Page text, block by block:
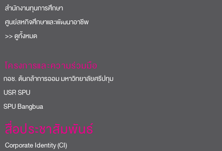
สำนักงานทุนการศึกษา
ศูนย์สหกิจศึกษาและพัฒนาอาชีพ
>> ดูทั้งหมด
โครงการและความร่วมมือ
ช. ต้นกล้าการออม มหาวิทยาลัยศรีปทุม
SPU
Bangbua
สื่อประชาสัมพันธ์
Corporate Identity (CI)